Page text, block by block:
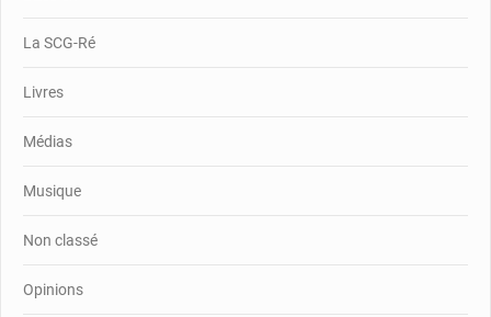
La SCG-Ré
Livres
Médias
Musique
Non classé
Opinions